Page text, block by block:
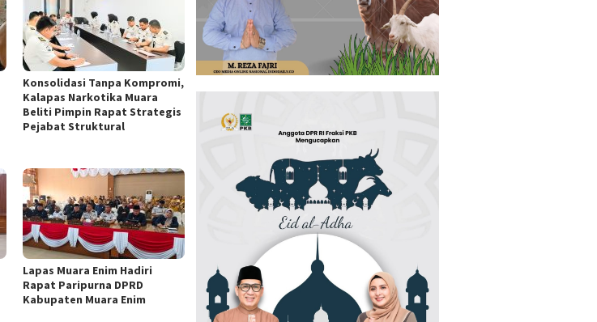
Konsolidasi Tanpa Kompromi,
Kalapas Narkotika Muara
Beliti Pimpin Rapat Strategis
Pejabat Struktural
Lapas Muara Enim Hadiri
Rapat Paripurna DPRD
Kabupaten Muara Enim